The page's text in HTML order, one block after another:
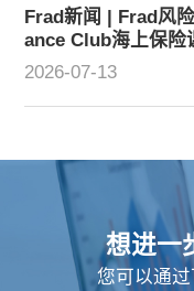
Frad新闻 | Frad风
ance Club海上保险
2026-07-13
想进一
您可以通过